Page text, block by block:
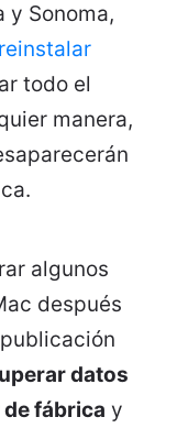
y Sonoma,
todo el
manera,
algunos
después
datos
fábrica y